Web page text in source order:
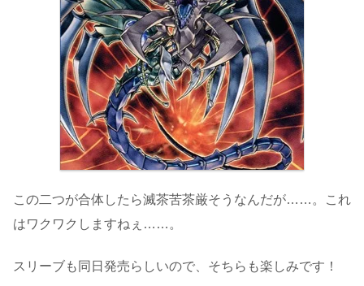
この二つが合体したら滅茶苦茶厳そうなんだが……。これ
はワクワクしますねぇ……。
スリーブも同日発売らしいので、そちらも楽しみです！